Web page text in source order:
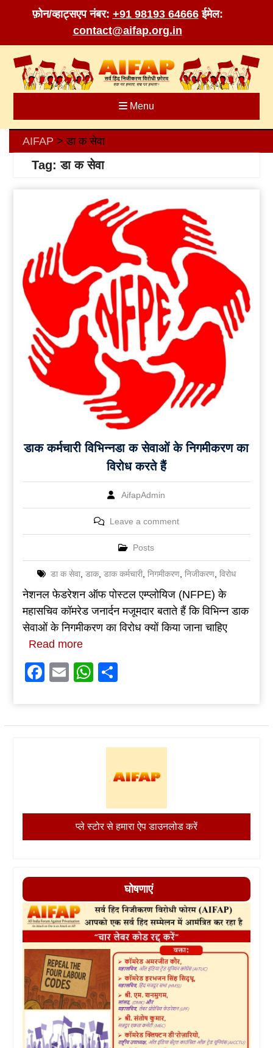
फ़ोन/व्हाट्सएप नंबर: +91 98193 64666 ईमेल:
contact@aifap.org.in
content
Menu
AIFAP > डा क सेवा
Tag:डा क सेवा
डाक कर्मचारी विभिन्नडा क सेवाओं के निगमीकरण का
विरोध करते हैं
AifapAdmin
Leave a comment
Posts
डा क सेवा, डाक, डाक कर्मचारी, निगमीकरण, निजीकरण, विरोध
नेशनल फेडरेशन ऑफ पोस्टल एम्प्लोयिज (NFPE) के
महासचिव कॉमरेड जनार्दन मजूमदार बताते हैं कि विभिन्न डाक
सेवाओं के निगमीकरण का विरोध क्यों किया जाना चाहिए
Read more
Facebook
EmailWhatsApp
प्ले स्टोर से हमारा ऐप डाउनलोड करें
घोषणाएं